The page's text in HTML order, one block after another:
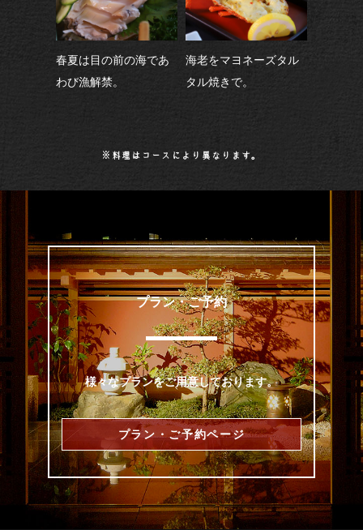
春夏は目の前の海であ
わび漁解禁。
海老をマヨネーズタル
タル焼きで。
※料理はコースにより異なります。
プラン・ご予約
様々なプランをご用意しております。
プラン・ご予約ページ